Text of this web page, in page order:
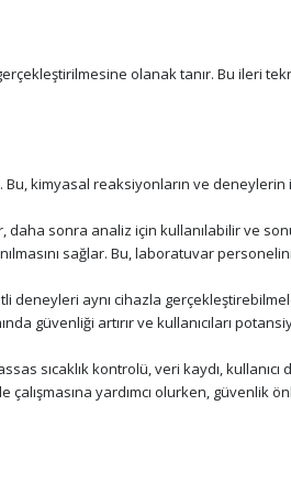
olanak tanır. Bu ileri
kimyasal reaksiyonların ve deneylerin
sonra analiz için kullanılabilir ve
sağlar. Bu, laboratuvar
deneyleri aynı cihazla
güvenliği artırır ve kullanıcıları
sıcaklık kontrolü, veri kaydı,
yardımcı olurken, güvenlik